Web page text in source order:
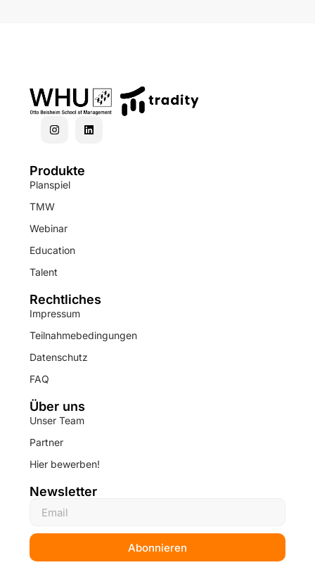
Produkte
Planspiel
TMW
Webinar
Education
Talent
Rechtliches
Impressum
Teilnahmebedingungen
Datenschutz
FAQ
Über uns
Unser Team
Partner
Hier bewerben!
Newsletter
Abonnieren